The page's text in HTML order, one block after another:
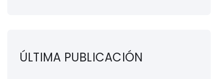
ÚLTIMA PUBLICACIÓN